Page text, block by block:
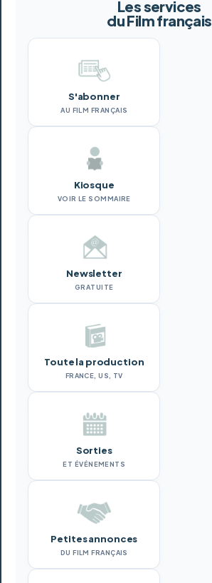
Les services
du Film français
S'abonner
AU FILM FRANÇAIS
Kiosque
VOIR LE SOMMAIRE
Newsletter
GRATUITE
Toute la production
FRANCE, US, TV
Sorties
ET ÉVÉNEMENTS
Petites annonces
DU FILM FRANÇAIS